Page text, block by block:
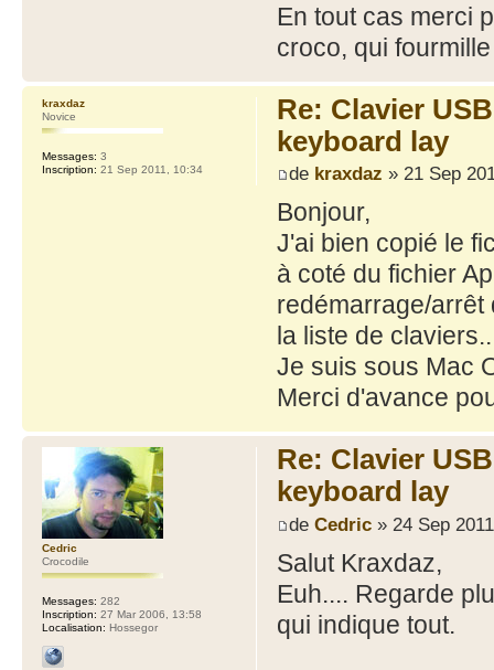
En tout cas merci
croco, qui
Re: Clavier
keyboard lay
de kraxdaz » 21 Sep
Bonjour,
J'ai bien copié le
à coté du fichier
redémarrage/arrêt
la liste de
Je suis sous Mac
Merci d'avance
kraxdaz
Novice
Messages: 3
Inscription: 21 Sep 2011, 10:34
Re: Clavier
keyboard lay
de Cedric» 24 Sep
Salut Kraxdaz,
Euh.... Regarde
qui indique tout.
Cedric
Crocodile
Messages: 282
Inscription: 27 Mar 2006, 13:58
Localisation: Hossegor